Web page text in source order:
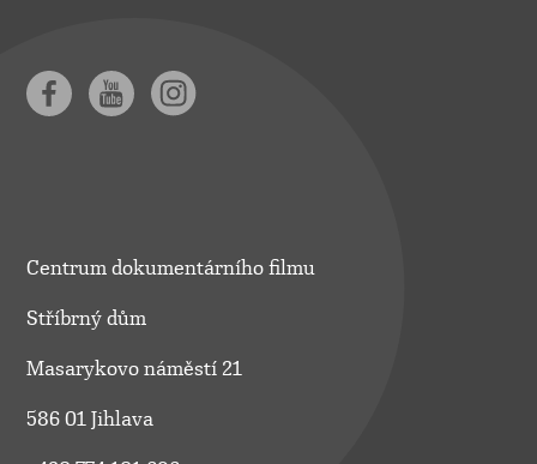
Centrum dokumentárního filmu
Stříbrný dům
Masarykovo náměstí 21
586 01 Jihlava